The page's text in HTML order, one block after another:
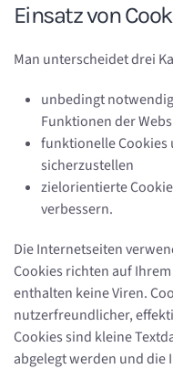
Einsatz von
Man unterscheidet drei
unbedingt
Funktionen der
funktionelle Cookies
sicherzustellen
zielorientierte
verbessern.
Die Internetseiten
Cookies richten auf
enthalten keine Viren.
nutzerfreundlicher,
Cookies sind kleine
abgelegt werden und die